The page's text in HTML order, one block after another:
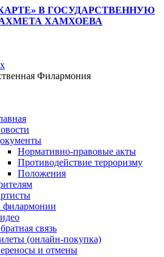
В ГОСУДАРСТВЕННУЮ
ХАМХОЕВА
Нормативно-правовые акты
Противодействие терроризму
Положения
связь
(онлайн-покупка)
и отмены